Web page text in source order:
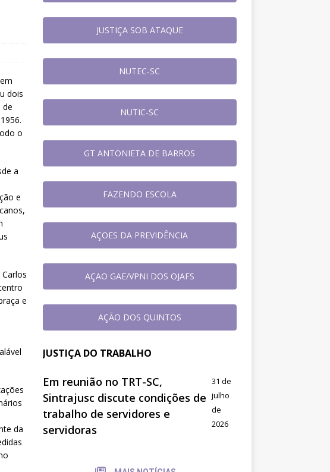
do
dois
de
o
a
e
e
da
JUSTIÇA SOB ATAQUE
NUTEC-SC
NUTIC-SC
GT ANTONIETA DE BARROS
FAZENDO ESCOLA
AÇOES DA PREVIDÊNCIA
AÇAO GAE/VPNI DOS OJAFS
AÇÃO DOS QUINTOS
JUSTIÇA DO TRABALHO
Em reunião no TRT-SC,
Sintrajusc discute condições de
trabalho de servidores e
servidoras
31 de
julho
de
2026